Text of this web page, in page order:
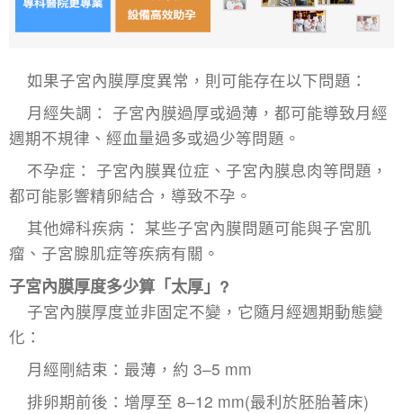
如果子宮內膜厚度異常，則可能存在以下問題：
月經失調： 子宮內膜過厚或過薄，都可能導致月經
週期不規律、經血量過多或過少等問題。
不孕症： 子宮內膜異位症 、子宮內膜息肉等問題，
都可能影響精卵結合，導致不孕。
其他婦科疾病： 某些子宮內膜問題可能與子宮肌
瘤 、子宮腺肌症等疾病有關。
子宮內膜厚度多少算「太厚」?
子宮內膜厚度並非固定不變，它隨月經週期動態變
化：
月經剛結束：最薄，約 3–5 mm
排卵期前後：增厚至 8–12 mm(最利於胚胎著床)